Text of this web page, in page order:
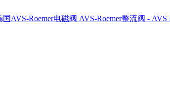
电磁阀 AVS-Roemer整流阀 - AVS